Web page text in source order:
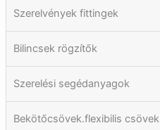
Szerelvények fittingek
Bilincsek rögzítők
Szerelési segédanyagok
Bekötőcsövek.flexibilis csövek